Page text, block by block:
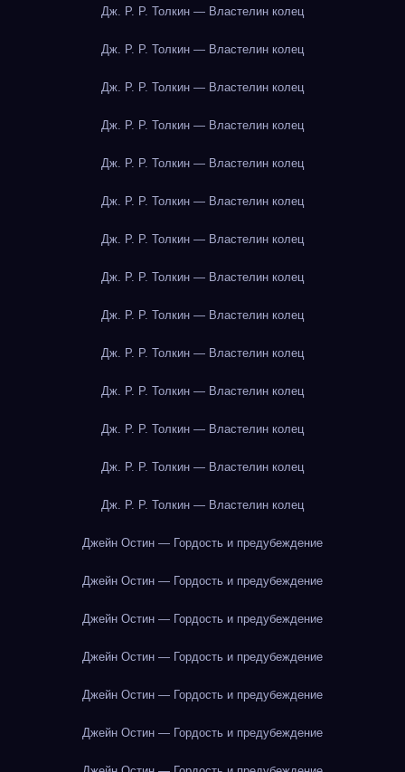
Дж. Р. Р. Толкин — Властелин колец
Дж. Р. Р. Толкин — Властелин колец
Дж. Р. Р. Толкин — Властелин колец
Дж. Р. Р. Толкин — Властелин колец
Дж. Р. Р. Толкин — Властелин колец
Дж. Р. Р. Толкин — Властелин колец
Дж. Р. Р. Толкин — Властелин колец
Дж. Р. Р. Толкин — Властелин колец
Дж. Р. Р. Толкин — Властелин колец
Дж. Р. Р. Толкин — Властелин колец
Дж. Р. Р. Толкин — Властелин колец
Дж. Р. Р. Толкин — Властелин колец
Дж. Р. Р. Толкин — Властелин колец
Дж. Р. Р. Толкин — Властелин колец
Джейн Остин — Гордость и предубеждение
Джейн Остин — Гордость и предубеждение
Джейн Остин — Гордость и предубеждение
Джейн Остин — Гордость и предубеждение
Джейн Остин — Гордость и предубеждение
Джейн Остин — Гордость и предубеждение